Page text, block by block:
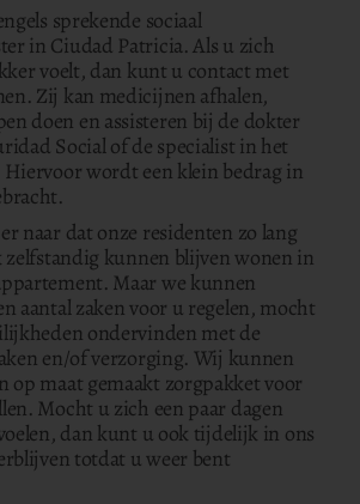
sprekende sociaal
in Ciudad Patricia. Als u zich
voelt, dan kunt u contact met
Zij kan medicijnen afhalen,
doen en assisteren bij de dokter
Social of de specialist in het
wordt een klein bedrag in
naar dat onze residenten zo lang
zelfstandig kunnen blijven wonen in
Maar we kunnen
aantal zaken voor u regelen, mocht
ondervinden met de
en/of verzorging. Wij kunnen
op maat gemaakt zorgpakket voor
Mocht u zich een paar dagen
dan kunt u ook tijdelijk in ons
totdat u weer bent